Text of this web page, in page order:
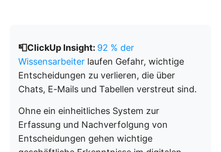
📮ClickUp Insight: 92 % der
Wissensarbeiter laufen Gefahr, wichtige
Entscheidungen zu verlieren, die über
Chats, E-Mails und Tabellen verstreut sind.
Ohne ein einheitliches System zur
Erfassung und Nachverfolgung von
Entscheidungen gehen wichtige